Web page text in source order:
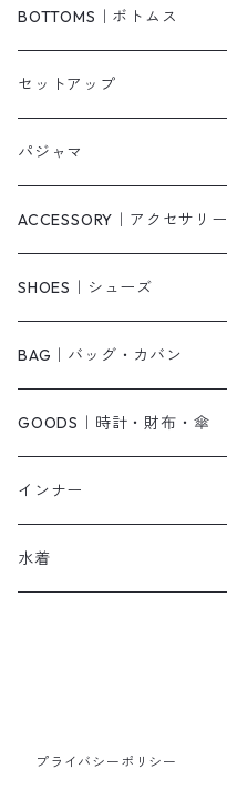
ベスト/チョッキ
タンクトップ/キャミソール
スウェット/パーカー
ニット/セーター
ベアトップ・チューブトップ
その他
コート
カーディガン
ダウンコート
その他
柄
無地
ニットワンピース
ロングワンピース
シャツワンピース
キャミワンピース
オールインワン・サロペット
ジャンパースカート
その他
BOTTOMS｜ボトムス
パンツ・デニム
ショートパンツ
スカート
その他
セットアップ
パジャマ
ACCESSORY｜アクセサリー
ピアス・リング
ネックレス
ベルト
ブレスレット
帽子
ストール・マフラー
SHOES｜シューズ
パンプス
サンダル
ショートブーツ・ブーティ
ロングブーツ
その他
BAG｜バッグ・カバン
ショルダーバッグ
ハンドバッグ
リュック
その他
GOODS｜時計・財布・傘
インナー
水着
プライバシーポリシー